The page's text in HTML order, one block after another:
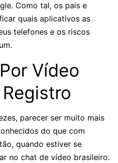
Como tal, os pais e
quais aplicativos as
telefones e os riscos
Vídeo
parecer ser muito mais
do que com
quando estiver se
no chat de vídeo brasileiro.